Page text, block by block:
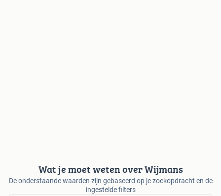
Wat je moet weten over Wijmans
De onderstaande waarden zijn gebaseerd op je zoekopdracht en de
ingestelde filters